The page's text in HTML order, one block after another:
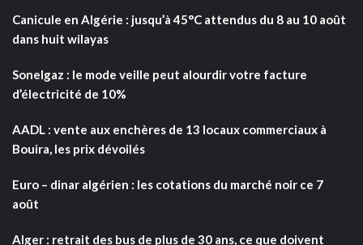
Canicule en Algérie : jusqu’à 45°C attendus du 8 au 10 août
dans huit wilayas
Sonelgaz : le mode veille peut alourdir votre facture
d’électricité de 10%
AADL : vente aux enchères de 13 locaux commerciaux à
Bouira, les prix dévoilés
Euro – dinar algérien : les cotations du marché noir ce 7
août
Alger : retrait des bus de plus de 30 ans, ce que doivent